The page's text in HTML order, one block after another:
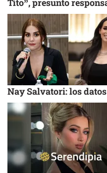
Nay Salvatori: los